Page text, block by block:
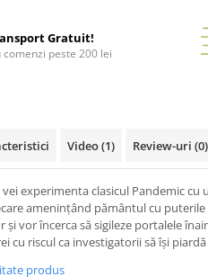
Gratuit!
comenzi peste 200 lei
Video(1) Review-uri (0)
experimenta clasicul Pandemic
amenințând pământul cu
vor încerca să sigileze portalele
cu riscul ca investigatorii să își
produs